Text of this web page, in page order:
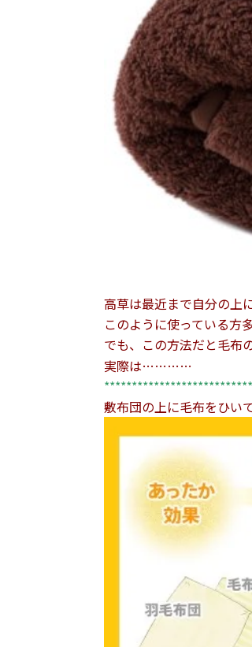
高草は最近まで自分の上
このように使っている方
でも、この方法だと毛布
実際は…………
敷布団の上に毛布をひい